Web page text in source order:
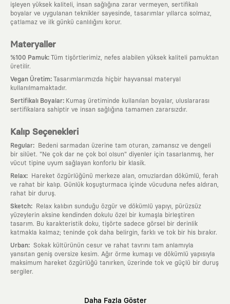
işleyen yüksek kaliteli, insan sağlığına zarar vermeyen, sertifikalı
boyalar ve uygulanan teknikler sayesinde, tasarımlar yıllarca solmaz,
çatlamaz ve ilk günkü canlılığını korur.
Materyaller
%100 Pamuk: Tüm tişörtlerimiz, nefes alabilen yüksek kaliteli pamuktan
üretilir.
Vegan Üretim: Tasarımlarımızda hiçbir hayvansal materyal
kullanılmamaktadır.
Sertifikalı Boyalar: Kumaş üretiminde kullanılan boyalar, uluslararası
sertifikalara sahiptir ve insan sağlığına tamamen zararsızdır.
Kalıp Seçenekleri
Regular:
Bedeni sarmadan üzerine tam oturan, zamansız ve dengeli
bir silüet. "Ne çok dar ne çok bol olsun" diyenler için tasarlanmış, her
vücut tipine uyum sağlayan konforlu bir klasik.
Relax:
Hareket özgürlüğünü merkeze alan, omuzlardan dökümlü, ferah
ve rahat bir kalıp. Günlük koşuşturmaca içinde vücuduna nefes aldıran,
rahat bir duruş.
Sketch:
Relax kalıbın sunduğu özgür ve dökümlü yapıyı, pürüzsüz
yüzeylerin aksine kendinden dokulu özel bir kumaşla birleştiren
tasarım. Bu karakteristik doku, tişörte sadece görsel bir derinlik
katmakla kalmaz; teninde çok daha belirgin, farklı ve tok bir his bırakır.
Urban: Sokak kültürünün cesur ve rahat tavrını tam anlamıyla
yansıtan geniş oversize kesim. Ağır örme kumaşı ve dökümlü yapısıyla
maksimum hareket özgürlüğü tanırken, üzerinde tok ve güçlü bir duruş
sergiler.
Daha Fazla Göster